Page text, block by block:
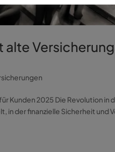
Kunden 2025 Die Revolution in
in der finanzielle Sicherheit und